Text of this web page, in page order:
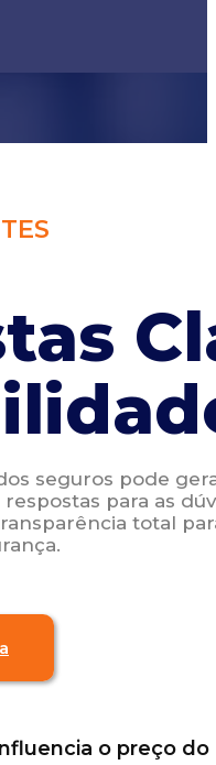
seguros pode
para as
total
o preço do